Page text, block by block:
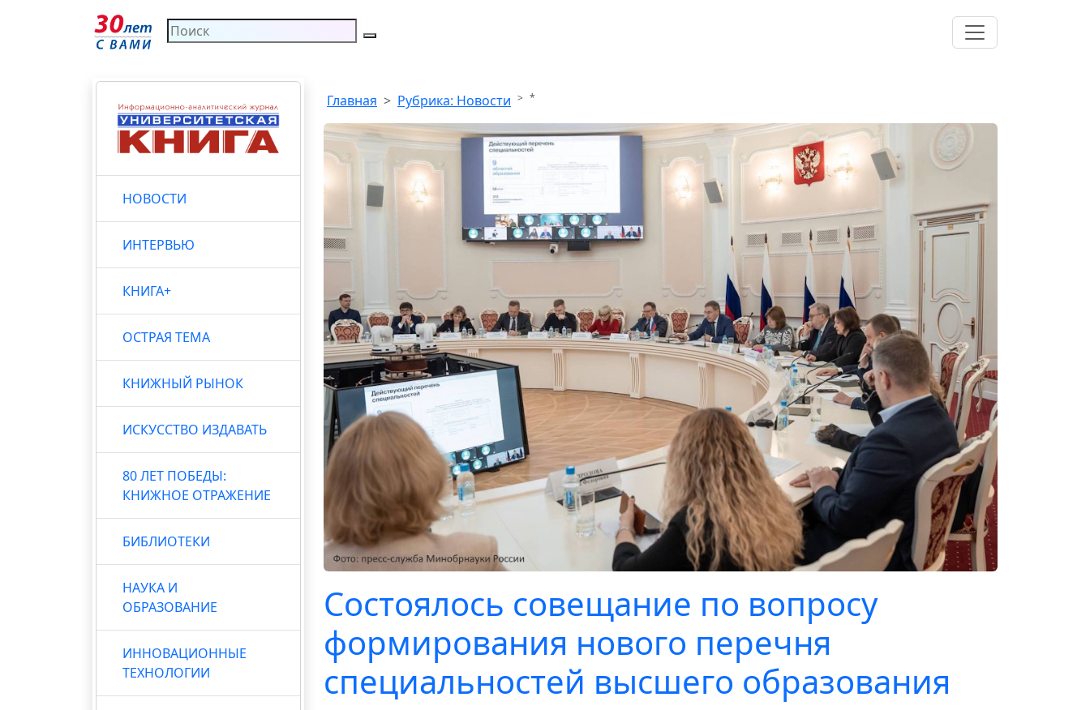
НОВОСТИ
ИНТЕРВЬЮ
КНИГА+
ОСТРАЯ ТЕМА
КНИЖНЫЙ РЫНОК
ИСКУССТВО ИЗДАВАТЬ
80 ЛЕТ ПОБЕДЫ:
КНИЖНОЕ ОТРАЖЕНИЕ
БИБЛИОТЕКИ
НАУКА И
ОБРАЗОВАНИЕ
ИННОВАЦИОННЫЕ
ТЕХНОЛОГИИ
Главная Рубрика: Новости *
Состоялось совещание по вопросу
формирования нового перечня
специальностей высшего образования